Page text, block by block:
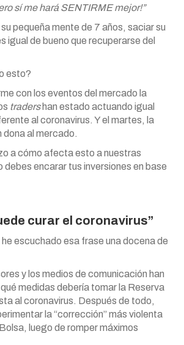
sí me hará SENTIRME mejor!”
pequeña mente de 7 años, saciar su
igual de bueno que recuperarse del
esto?
con los eventos del mercado la
tradershan estado actuando igual
al coronavirus. Y el martes, la
dona al mercado.
a cómo afecta esto a nuestras
debes encarar tus inversiones en base
curar el coronavirus”
he escuchado esa frase una docena de
y los medios de comunicación han
medidas debería tomar la Reserva
al coronavirus. Después de todo,
la “corrección” más violenta
luego de romper máximos